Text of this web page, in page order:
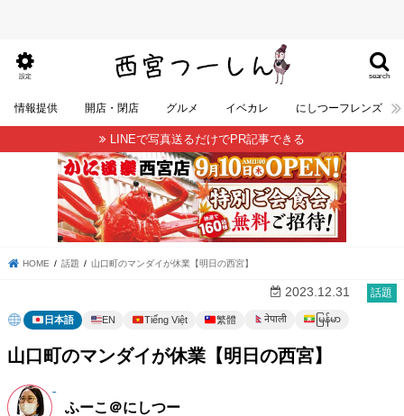
search
設定
情報提供 開店・閉店 グルメ イベカレ にしつーフレンズ
LINEで写真送るだけでPR記事できる
HOME 話題 山口町のマンダイが休業【明日の西宮】
話題
2023.12.31
日本語 EN Tiếng Việt 繁體 नेपाली မြန်မာ
山口町のマンダイが休業【明日の西宮】
ふーこ＠にしつー